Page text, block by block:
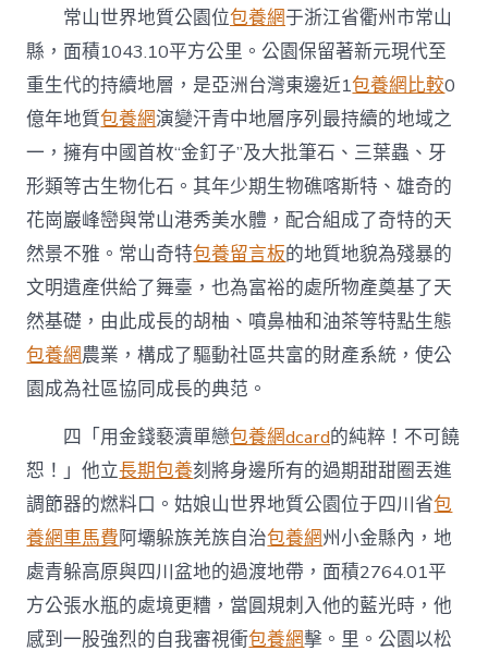
網
站
園
分
辨
為
浙
江
常
山
和
四
川
四
姑
娘
山〉
常山世界地質公園位包養網于浙江省衢州市常山
縣，面積1043.10平方公里。公園保留著新元現代至
重生代的持續地層，是亞洲台灣東邊近1包養網比較0
億年地質包養網演變汗青中地層序列最持續的地域之
一，擁有中國首枚“金釘子”及大批筆石、三葉蟲、牙
形類等古生物化石。其年少期生物礁喀斯特、雄奇的
花崗巖峰巒與常山港秀美水體，配合組成了奇特的天
然景不雅。常山奇特包養留言板的地質地貌為殘暴的
文明遺產供給了舞臺，也為富裕的處所物產奠基了天
然基礎，由此成長的胡柚、噴鼻柚和油茶等特點生態
包養網農業，構成了驅動社區共富的財產系統，使公
園成為社區協同成長的典范。
四「用金錢褻瀆單戀包養網dcard的純粹！不可饒
恕！」他立長期包養刻將身邊所有的過期甜甜圈丟進
調節器的燃料口。姑娘山世界地質公園位于四川省包
養網車馬費阿壩躲族羌族自治包養網州小金縣內，地
處青躲高原與四川盆地的過渡地帶，面積2764.01平
方公張水瓶的處境更糟，當圓規刺入他的藍光時，他
感到一股強烈的自我審視衝包養網擊。里。公園以松